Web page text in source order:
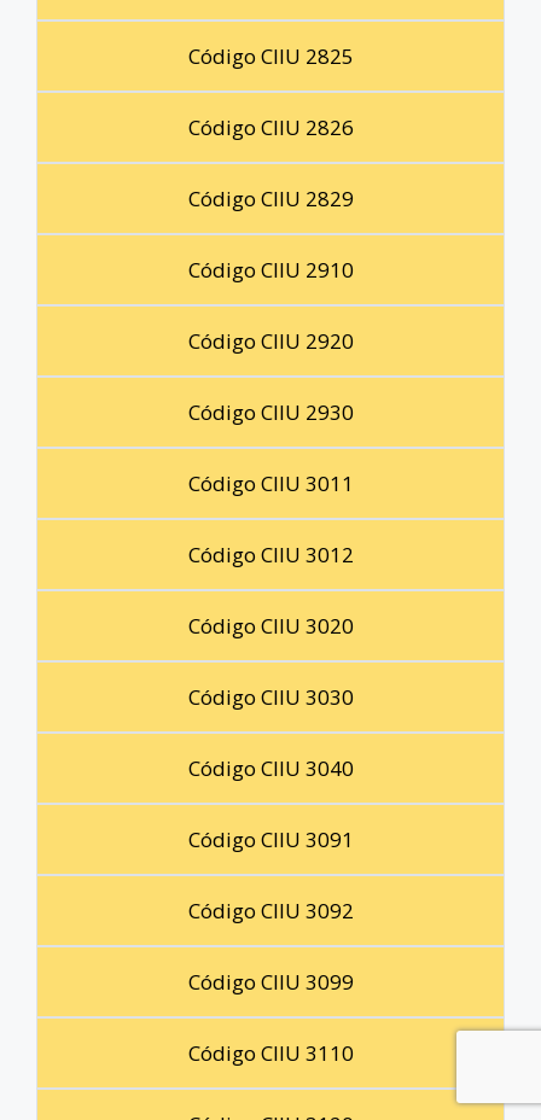
Código CIIU 2825
Código CIIU 2826
Código CIIU 2829
Código CIIU 2910
Código CIIU 2920
Código CIIU 2930
Código CIIU 3011
Código CIIU 3012
Código CIIU 3020
Código CIIU 3030
Código CIIU 3040
Código CIIU 3091
Código CIIU 3092
Código CIIU 3099
Código CIIU 3110